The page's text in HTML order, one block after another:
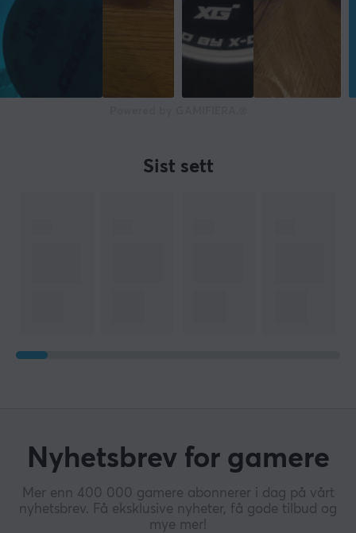
Sist sett
Nyhetsbrev for gamere
Mer enn 400 000 gamere abonnerer i dag på vårt
nyhetsbrev. Få eksklusive nyheter, få gode tilbud og
mye mer!